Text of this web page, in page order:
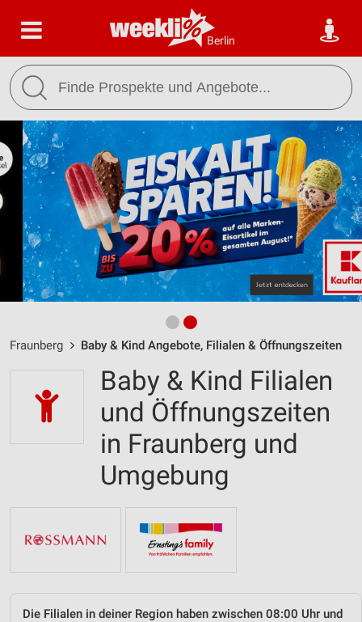
Berlin
Fraunberg Baby & Kind Angebote, Filialen & Öffnungszeiten
Baby & Kind Filialen
und Öffnungszeiten
in Fraunberg und
Umgebung
Die Filialen in deiner Region haben zwischen 08:00 Uhr und